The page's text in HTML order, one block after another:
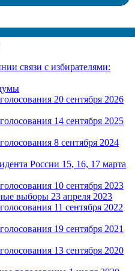
связи с избирателями:
20 сентября 2026
14 сентября 2025
8 сентября 2024
России 15, 16, 17 марта
10 сентября 2023
выборы 23 апреля 2023
11 сентября 2022
19 сентября 2021
13 сентября 2020